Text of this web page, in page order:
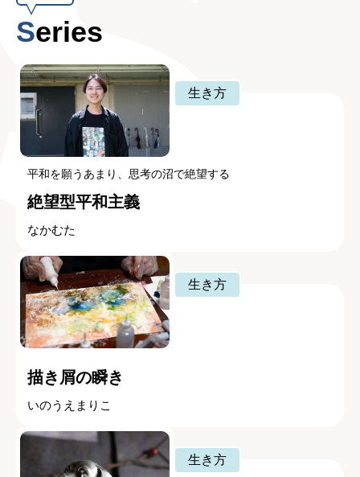
Series
生き方
平和を願うあまり、思考の沼で絶望する
絶望型平和主義
なかむた
生き方
描き屑の瞬き
いのうえまりこ
生き方